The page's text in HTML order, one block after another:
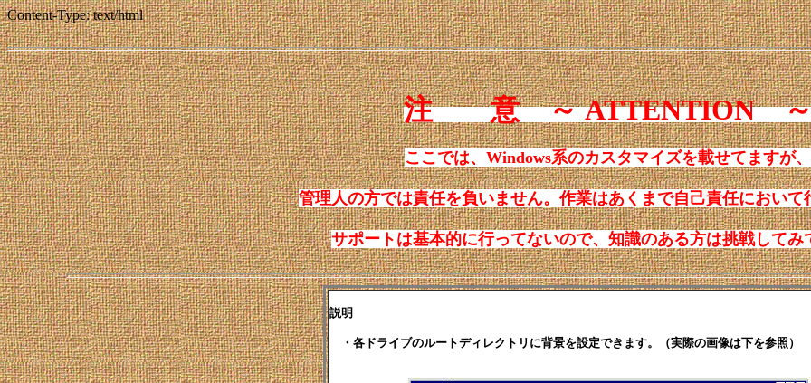
Content-Type: text/html
注 意 ～ ATTENTION
ここでは、Windows系のカスタマイズを載せてますが、
管理人の方では責任を負いません。作業はあくまで自己責任において
サポートは基本的に行ってないので、知識のある方は挑戦してみ
説明
・各ドライブのルートディレクトリに背景を設定できます。（実際の画像は下を参照）